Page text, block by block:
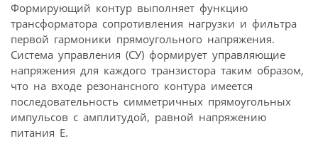
Формирующий контур выполняет функцию
трансформатора сопротивления нагрузки и фильтра
первой гармоники прямоугольного напряжения.
Система управления (СУ) формирует управляющие
напряжения для каждого транзистора таким образом,
что на входе резонансного контура имеется
последовательность симметричных прямоугольных
импульсов с амплитудой, равной напряжению
питания Е.